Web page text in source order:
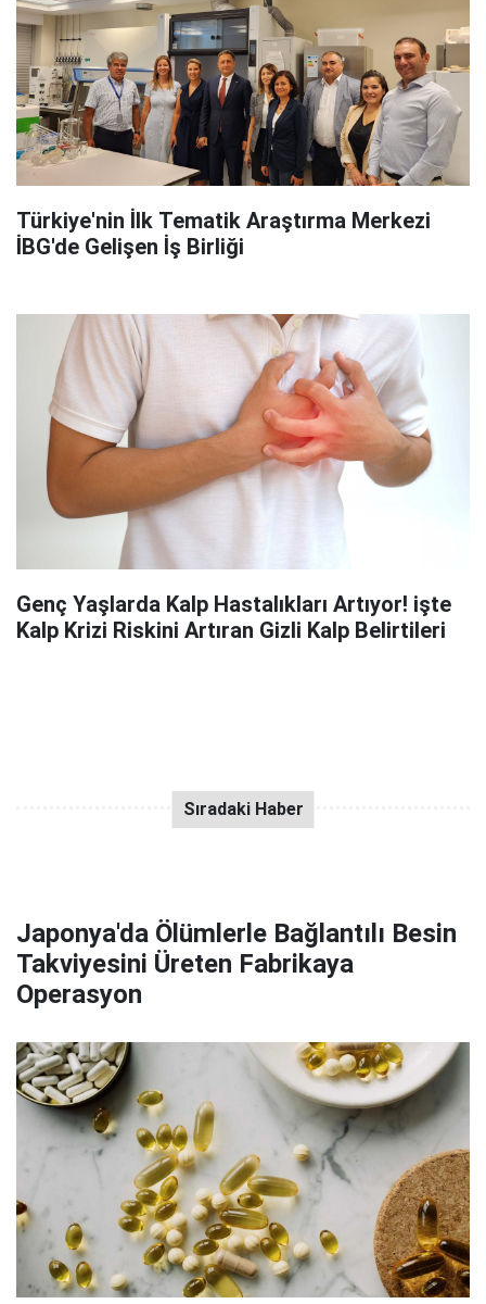
Türkiye'nin İlk Tematik Araştırma Merkezi
İBG'de Gelişen İş Birliği
Genç Yaşlarda Kalp Hastalıkları Artıyor! işte
Kalp Krizi Riskini Artıran Gizli Kalp Belirtileri
Japonya'da Ölümlerle Bağlantılı Besin
Takviyesini Üreten Fabrikaya
Operasyon